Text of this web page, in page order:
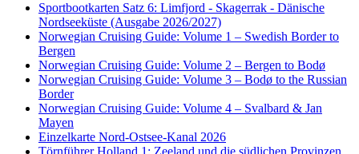
Sportbootkarten Satz 6: Limfjord - Skagerrak - Dänische
Nordseeküste (Ausgabe 2026/2027)
Norwegian Cruising Guide: Volume 1 – Swedish Border to
Bergen
Norwegian Cruising Guide: Volume 2 – Bergen to Bodø
Norwegian Cruising Guide: Volume 3 – Bodø to the Russian
Border
Norwegian Cruising Guide: Volume 4 – Svalbard & Jan
Mayen
Einzelkarte Nord-Ostsee-Kanal 2026